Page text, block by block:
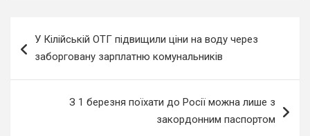
записів
У Кілійській ОТГ підвищили ціни на воду через
заборговану зарплатню комунальників
З 1 березня поїхати до Росії можна лише з
закордонним паспортом